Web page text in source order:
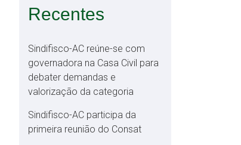
Recentes
Sindifisco-AC reúne-se com
governadora na Casa Civil para
debater demandas e
valorização da categoria
Sindifisco-AC participa da
primeira reunião do Consat